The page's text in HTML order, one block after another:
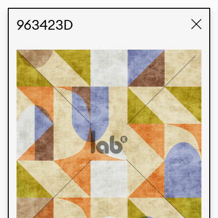
963423D
Produtos
Temos orgulho de expressar nossa identidade
brasileira por meio de nossos tecidos e estampas
personalizadas, trabalhando em colaboração
com nossos clientes e dando vida aos seus
conceitos e criações. Nossa extensa linha de
produtos tem opções para diferentes mercados.
Oferecemos também tecidos ecológicos e
tecnológicos que podem ser acabados em
qualquer cor sólida ou impressão digital.
Cores